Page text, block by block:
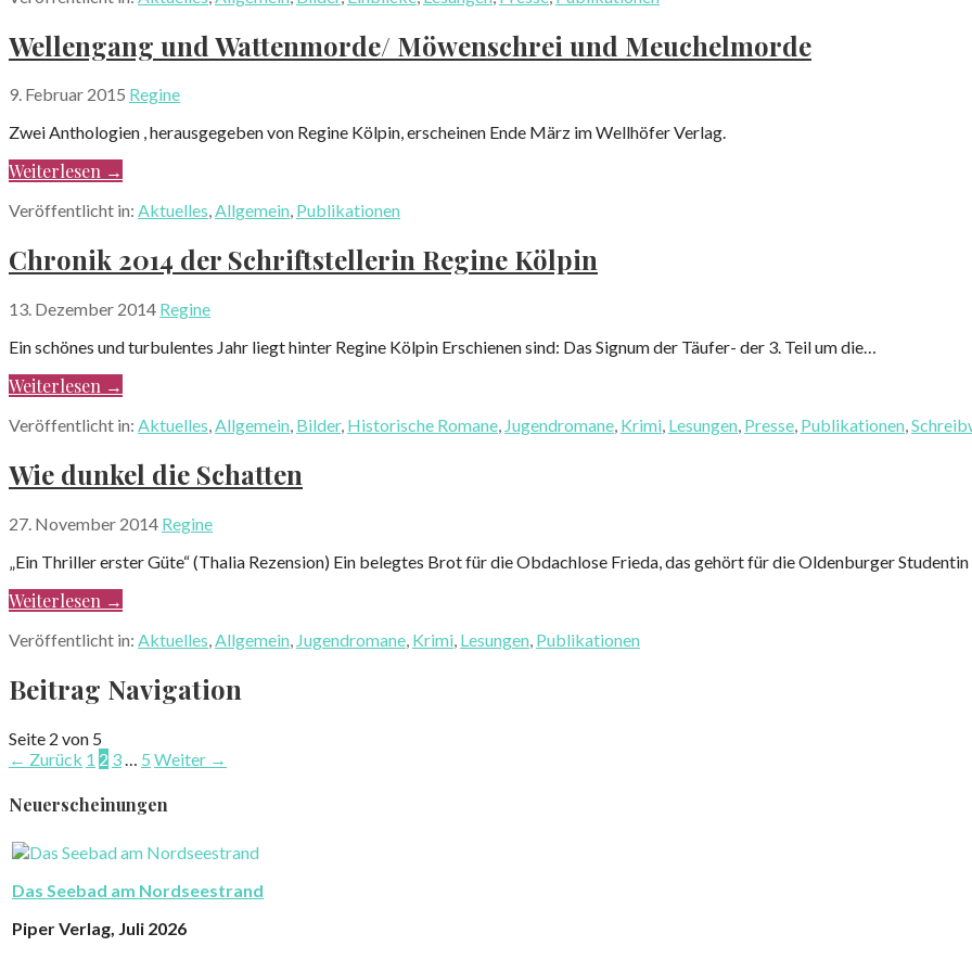
Wellengang und Wattenmorde/ Möwenschrei und Meuchelmorde
9. Februar 2015 Regine
Zwei Anthologien , herausgegeben von Regine Kölpin, erscheinen Ende März im Wellhöfer Verlag.
Weiterlesen →
Veröffentlicht in: Aktuelles,Allgemein, Publikationen
Chronik 2014 der Schriftstellerin Regine Kölpin
13. Dezember 2014 Regine
Ein schönes und turbulentes Jahr liegt hinter Regine Kölpin Erschienen sind: Das Signum der Täufer- der 3. Teil um die…
Weiterlesen →
Veröffentlicht in: Aktuelles,Allgemein, Bilder, Historische Romane, Jugendromane, Krimi, Lesungen, Presse, Publikationen,
Wie dunkel die Schatten
27. November 2014 Regine
„Ein Thriller erster Güte“ (Thalia Rezension) Ein belegtes Brot für die Obdachlose Frieda, das gehört für die Oldenburger
Weiterlesen →
Veröffentlicht in: Aktuelles,Allgemein, Jugendromane, Krimi, Lesungen, Publikationen
Beitrag Navigation
Seite 2 von 5
← Zurück 1 2 3… 5 Weiter →
Neuerscheinungen
Das Seebad am Nordseestrand
Piper Verlag, Juli 2026